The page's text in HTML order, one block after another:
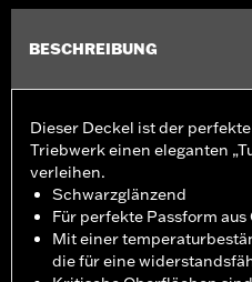
BESCHREIBUNG
Dieser Deckel ist der
Triebwerk einen eleganten
verleihen.
Schwarzglänzend
Für perfekte Passform
Mit einer
die für eine